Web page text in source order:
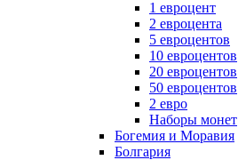
1 евроцент
2 евроцента
5 евроцентов
10 евроцентов
20 евроцентов
50 евроцентов
2 евро
Наборы монет
Богемия и Моравия
Болгария